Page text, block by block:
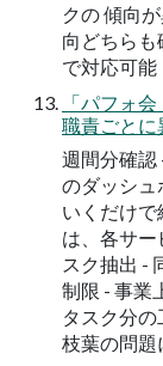
クの 傾向
向どちらも
で対応可能
「パフォ
職責ごとに
週間分確認
のダッシュ
いくだけ
は、各サー
スク抽出 -
制限 - 事業
タスク分
枝葉の問題